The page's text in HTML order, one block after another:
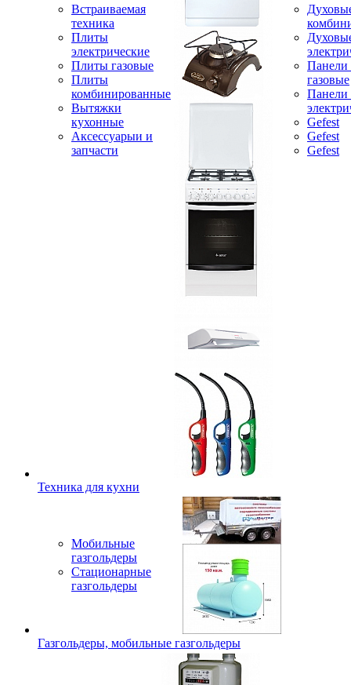
Встраиваемая
техника
Плиты
электрические
Плиты газовые
Плиты
комбинированные
Вытяжки
кухонные
Аксессуарыи и
запчасти
Панели
газовые
Панели
Gefest
Gefest
Gefest
Техника для кухни
Мобильные
газгольдеры
Стационарные
газгольдеры
Газгольдеры, мобильные газгольдеры